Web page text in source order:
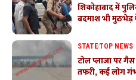
शिकोहाबाद में
बदमाश भी मुठभेड़
STATETOP NEWS
टोल प्लाजा पर
तफरी, कई लोग